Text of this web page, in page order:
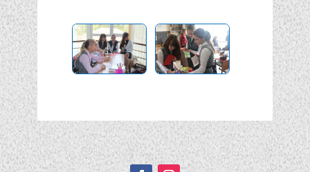
Подписывайтесь!